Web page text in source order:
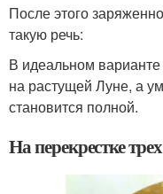
После этого
такую речь:
В идеальном варианте
на растущей Луне, а
становится полной.
На перекрестке